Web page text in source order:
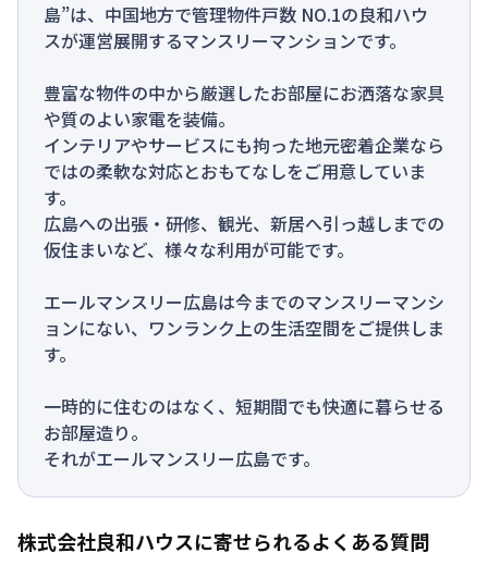
島”は、中国地方で管理物件戸数 NO.1の良和ハウ
スが運営展開するマンスリーマンションです。
豊富な物件の中から厳選したお部屋にお洒落な家具
や質のよい家電を装備。
インテリアやサービスにも拘った地元密着企業なら
ではの柔軟な対応とおもてなしをご用意していま
す。
広島への出張・研修、観光、新居へ引っ越しまでの
仮住まいなど、様々な利用が可能です。
エールマンスリー広島は今までのマンスリーマンシ
ョンにない、ワンランク上の生活空間をご提供しま
す。
一時的に住むのはなく、短期間でも快適に暮らせる
お部屋造り。
それがエールマンスリー広島です。
株式会社良和ハウスに寄せられるよくある質問